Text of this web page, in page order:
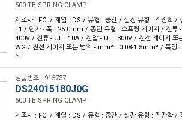
500 TB SPRING CLAMP
제조사 : FCI / 계열 : DS / 유형 : 중간 / 실장 유형 : 직장착 /
: 1 / 단자 - 폭 : 25.0mm / 종단 유형 : 스프링 케이지 / 전류
400V / 전류 - UL : 10A / 전압 - UL : 300V / 전선 게이지 또
WG / 전선 게이지 또는 범위 - mm² : 0.08-1.5mm² / 특징 :
색
상품번호 : 915737
DS24015180J0G
500 TB SPRING CLAMP
제조사 : FCI / 계열 : DS / 유형 : 중간 / 실장 유형 : 직장착 /